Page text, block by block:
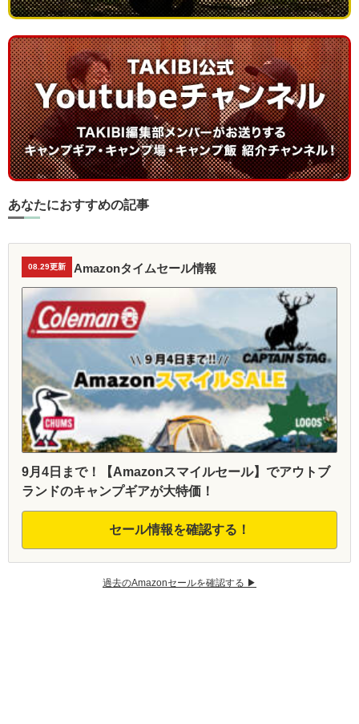
あなたにおすすめの記事
08.29更新 Amazonタイムセール情報
9月4日まで！【Amazonスマイルセール】でアウトブ
ランドのキャンプギアが大特価！
セール情報を確認する！
過去のAmazonセールを確認する ▶︎